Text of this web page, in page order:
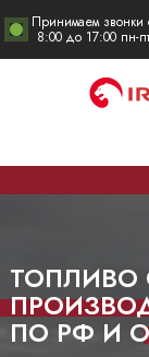
Принимаем звонки
8:00 до 17:00 пн-
ТОПЛИВО
ПО РФ И